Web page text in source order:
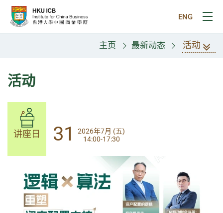
跳往主要内容
ENG
打
主页 最新动态 活动
活动
讲座日 14
2026年8月 (五)
13:30-17:00
讲座日 31
2026年7月 (五)
14:00-17:30